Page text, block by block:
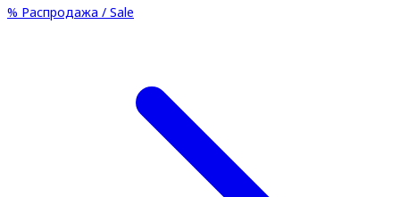
% Распродажа / Sale